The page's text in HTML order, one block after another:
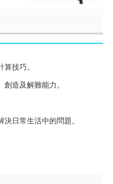
技巧。
造及解難能力。
日常生活中的問題。